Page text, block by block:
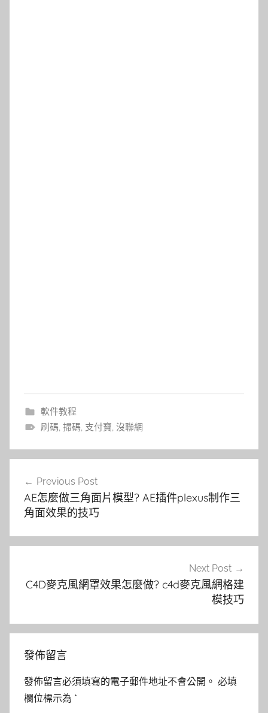
軟件教程
刷碼 掃碼 支付寶 沒聯網
覽
Previous Post
AE怎麼做三角面片模型? AE插件plexus制作三
角面效果的技巧
Next Post
C4D麥克風網罩效果怎麼做? c4d麥克風網格建
模技巧
發佈留言
發佈留言必須填寫的電子郵件地址不會公開。 必填
欄位標示為 *